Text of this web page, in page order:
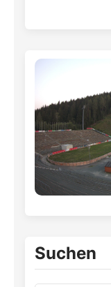
Suchen